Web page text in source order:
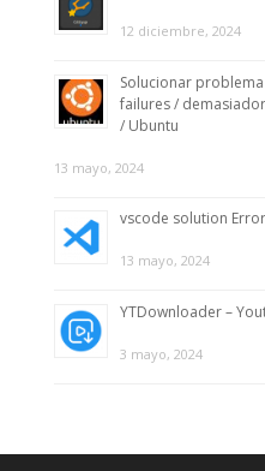
12 diciembre, 2024
Solucionar
failures /
/ Ubuntu
13 mayo, 2024
vscode solution
13 mayo, 2024
YTDownloader –
3 mayo, 2024